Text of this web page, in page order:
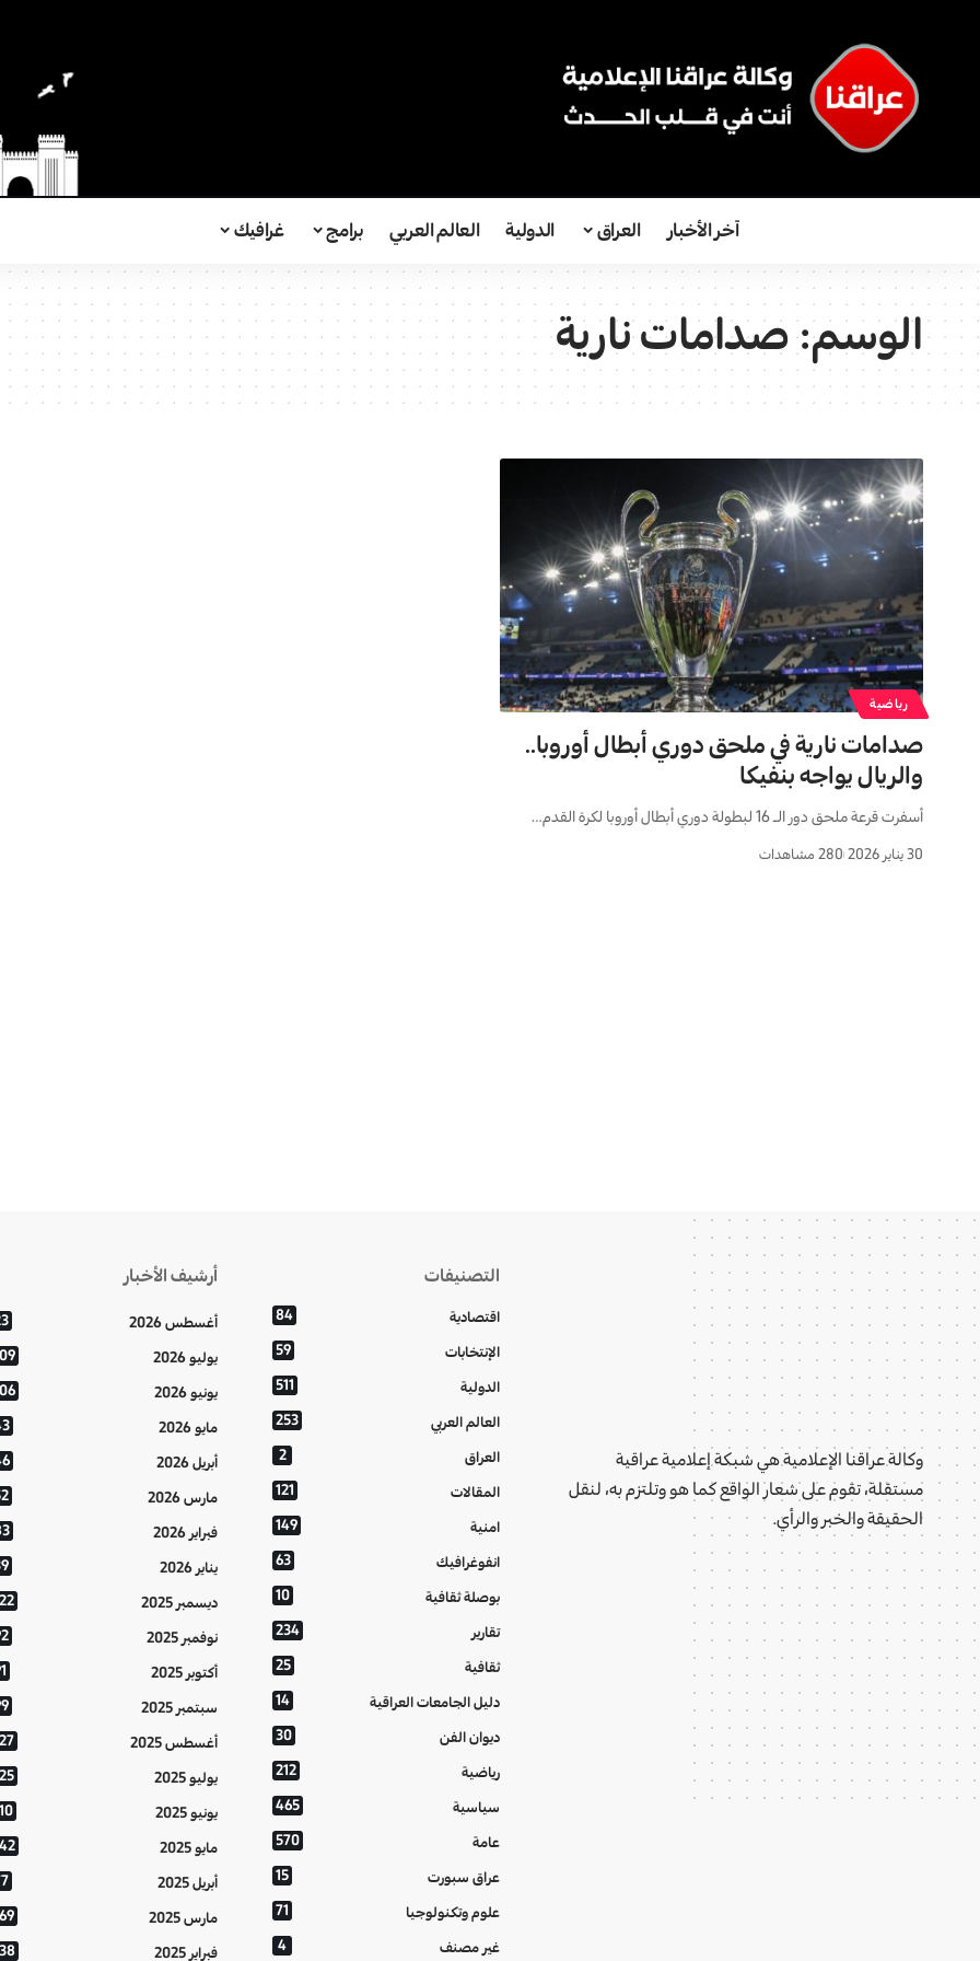
آخر الأخبار العراق الدولية العالم العربي برامج غرافيك
الوسم:صدامات نارية
رياضية
صدامات نارية في ملحق دوري أبطال أوروبا..
والريال يواجه بنفيكا
أسفرت قرعة ملحق دور الـ 16 لبطولة دوري أبطال أوروبا لكرة القدم…
30 يناير 2026 280 مشاهدات
وكالة عراقنا الإعلامية هي شبكة إعلامية عراقية
مستقلة، تقوم على شعار الواقع كما هو وتلتزم به، لنقل
الحقيقة والخبر والرأي.
التصنيفات
اقتصادية 84
الإنتخابات 59
الدولية 511
العالم العربي 253
العراق 2
المقالات 121
امنية 149
انفوغرافيك 63
بوصلة ثقافية 10
تقارير 234
ثقافية 25
دليل الجامعات العراقية 14
ديوان الفن 30
رياضية 212
سياسية 465
عامة 570
عراق سبورت 15
علوم وتكنولوجيا 71
غير مصنف 4
أرشيف الأخبار
أغسطس 2026
يوليو 2026
يونيو 2026
مايو 2026
أبريل 2026
مارس 2026
فبراير 2026
يناير 2026
ديسمبر 2025
نوفمبر 2025
أكتوبر 2025
سبتمبر 2025
أغسطس 2025
يوليو 2025
يونيو 2025
مايو 2025
أبريل 2025
مارس 2025
فبراير 2025